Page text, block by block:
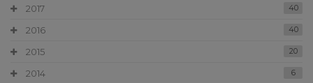
2017 40
2016 40
2015 20
2014 6